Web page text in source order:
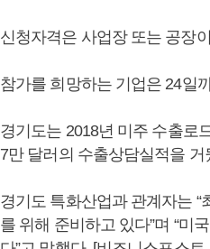
신청자격은 사업장 또는 공장
참가를 희망하는 기업은 24일
경기도는 2018년 미주 수출로
7만 달러의 수출상담실적을 거
경기도 특화산업과 관계자는
를 위해 준비하고 있다”며 “미